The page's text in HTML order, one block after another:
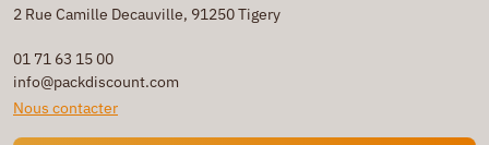
2 Rue Camille Decauville, 91250 Tigery
01 71 63 15 00
info@packdiscount.com
Nous contacter